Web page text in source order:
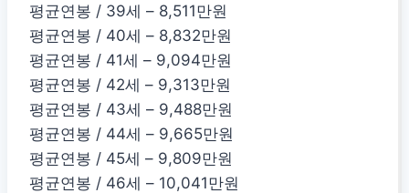
평균연봉 / 39세 – 8,511만원
평균연봉 / 40세 – 8,832만원
평균연봉 / 41세 – 9,094만원
평균연봉 / 42세 – 9,313만원
평균연봉 / 43세 – 9,488만원
평균연봉 / 44세 – 9,665만원
평균연봉 / 45세 – 9,809만원
평균연봉 / 46세 – 10,041만원